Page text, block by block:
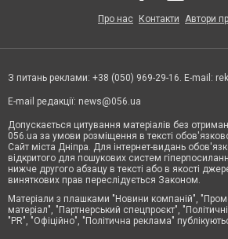
Про нас Контакти Автори
З питань реклами: +38 (050) 969-29-16. E-mail:
E-mail редакції: news@056.ua
Допускається цитування матеріалів без
056.ua за умови розміщення в тексті
Сайт міста Дніпра. Для інтернет-видань
відкритого для пошукових систем
нижче другого абзацу в тексті або в якості
виняткових прав переслідується Законом.
Матеріали з плашками "Новини компаній",
матеріал", "Партнерський спецпроєкт",
"PR", "Офіційно", "Політична реклама"